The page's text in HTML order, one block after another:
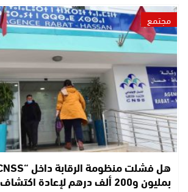
مجتمع
بمليون و200 ألف درهم لإعادة اكتشاف…